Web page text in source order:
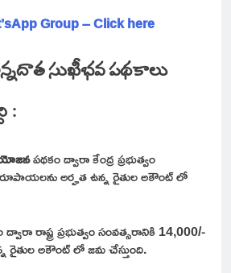
Group – Click here
సుఖీభవ పథకాలు
:
యోజనపథకం ద్వారా కేంద్ర ప్రభుత్వం
అర్హత ఉన్న రైతుల అకౌంట్ లో
రాష్ట్ర ప్రభుత్వం సంవత్సరానికి 14,000/-
రైతుల అకౌంట్ లో జమ చేస్తుంది.